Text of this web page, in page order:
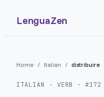
LenguaZen
Home / Italian / distribuire
ITALIAN · VERB · #172